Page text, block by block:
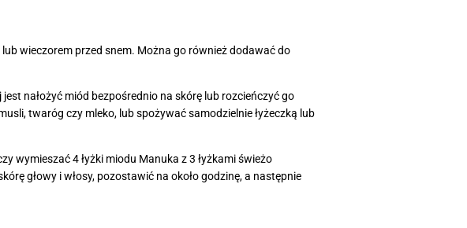
wieczorem przed snem. Można go również dodawać do
nałożyć miód bezpośrednio na skórę lub rozcieńczyć go
twaróg czy mleko, lub spożywać samodzielnie łyżeczką lub
wymieszać 4 łyżki miodu Manuka z 3 łyżkami świeżo
głowy i włosy, pozostawić na około godzinę, a następnie